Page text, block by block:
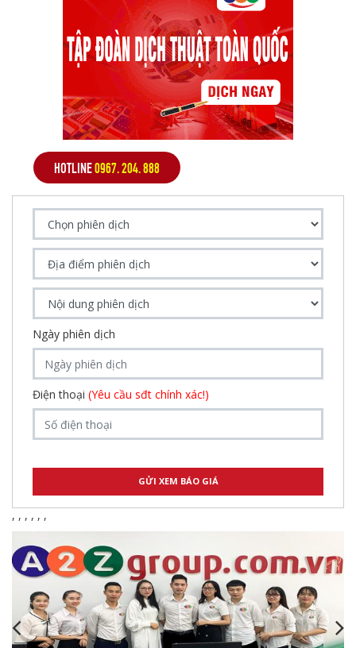
HOTLINE0967. 204. 888
Ngày phiên dịch
Điện thoại (Yêu cầu sđt chính xác!)
, , , , , ,